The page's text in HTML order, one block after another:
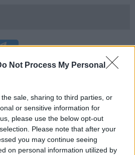
Not Process My Personal
sale, sharing to third parties, or
or sensitive information for
please use the below opt-out
Please note that after your
you may continue seeing
on personal information utilized by
238 i nuovi
emersi nelle ultime 24 ore sul
in più rispetto a ieri.
si trovano 172 nuovi positivi,
di Altopascio 8, Capannori 52,
1, Porcari 13, Villa Basilica 1.